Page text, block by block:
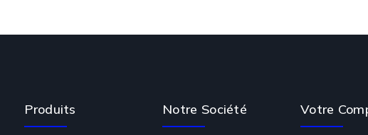
Produits Notre Société Votre